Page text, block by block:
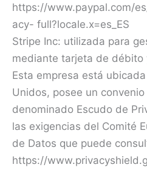
https://www.paypal.com/
acy- full?locale.x=es_ES
Stripe Inc: utilizada para
mediante tarjeta de débito
Esta empresa está
Unidos, posee un
denominado Escudo de
las exigencias del Comité
de Datos que puede
https://